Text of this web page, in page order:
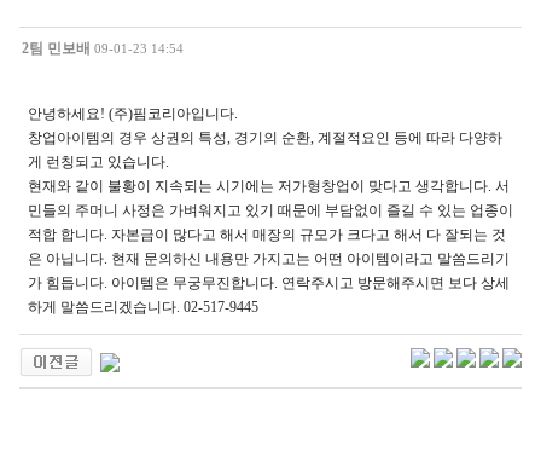
2팀 민보배 09-01-23 14:54
안녕하세요! (주)핌코리아입니다.
창업아이템의 경우 상권의 특성, 경기의 순환, 계절적요인 등에 따라 다양하
게 런칭되고 있습니다.
현재와 같이 불황이 지속되는 시기에는 저가형창업이 맞다고 생각합니다. 서
민들의 주머니 사정은 가벼워지고 있기 때문에 부담없이 즐길 수 있는 업종이
적합 합니다. 자본금이 많다고 해서 매장의 규모가 크다고 해서 다 잘되는 것
은 아닙니다. 현재 문의하신 내용만 가지고는 어떤 아이템이라고 말씀드리기
가 힘듭니다. 아이템은 무궁무진합니다. 연락주시고 방문해주시면 보다 상세
하게 말씀드리겠습니다. 02-517-9445